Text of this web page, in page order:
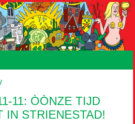
11: ÒÒNZE TIJD
IN STRIENESTAD!